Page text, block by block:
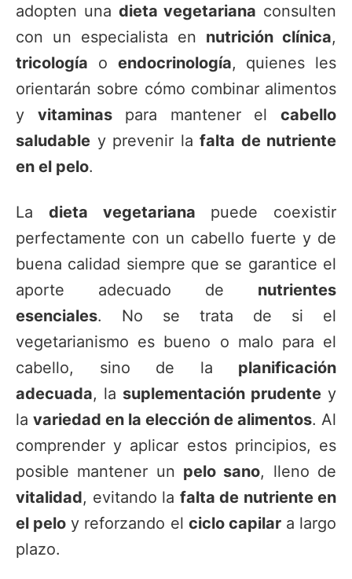
adopten una dieta vegetariana consulten
con un especialista en nutrición clínica,
tricología o endocrinología, quienes les
orientarán sobre cómo combinar alimentos
y vitaminaspara mantener elcabello
saludable y prevenir la falta de nutriente
en el pelo.
La dieta vegetariana puede coexistir
perfectamente con un cabello fuerte y de
buena calidad siempre que se garantice el
aporte adecuado de nutrientes
esenciales. No se trata de si el
vegetarianismo es bueno o malo para el
cabello, sino de la planificación
adecuada, la suplementación prudente y
la variedad en la elección de alimentos. Al
comprender y aplicar estos principios, es
posible mantener un pelo sano, lleno de
vitalidad, evitando la falta de nutriente en
el pelo y reforzando el ciclo capilara largo
plazo.